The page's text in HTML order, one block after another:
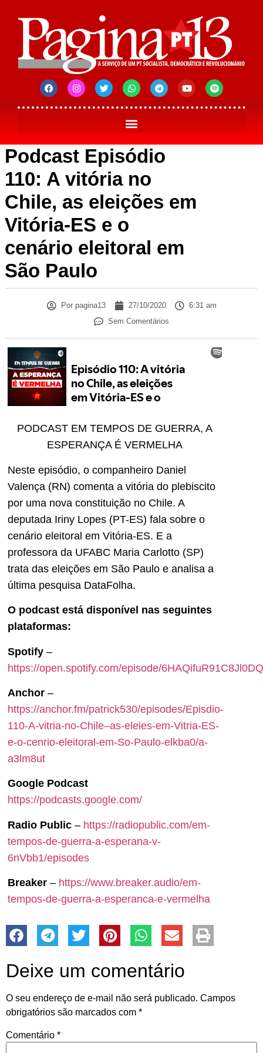
Podcast Episódio
110: A vitória no
Chile, as eleições em
Vitória-ES e o
cenário eleitoral em
São Paulo
Porpagina13 27/10/2020
6:31 am
Sem Comentários
PODCAST EM TEMPOS DE GUERRA, A
ESPERANÇA É VERMELHA
Neste episódio, o companheiro Daniel
Valença (RN) comenta a vitória do plebiscito
por uma nova constituição no Chile. A
deputada Iriny Lopes (PT-ES) fala sobre o
cenário eleitoral em Vitória-ES. E a
professora da UFABC Maria Carlotto (SP)
trata das eleições em São Paulo e analisa a
última pesquisa DataFolha.
O podcast está disponível nas seguintes
plataformas:
Spotify –
https://open.spotify.com/episode/
Anchor –
https://anchor.fm/patrick530/episodes/Episdio-
110-A-vitria-no-Chile–as-eleies-em-Vitria-ES-
e-o-cenrio-eleitoral-em-So-Paulo-elkba0/a-
a3lm8ut
Google Podcast
https://podcasts.google.com/
Radio Public – https://radiopublic.com/em-
tempos-de-guerra-a-esperana-v-
6nVbb1/episodes
Breaker – https://www.breaker.audio/em-
tempos-de-guerra-a-esperanca-e-vermelha
Deixe um comentário
O seu endereço de e-mail não será publicado. Campos
obrigatórios são marcados com *
Comentário *